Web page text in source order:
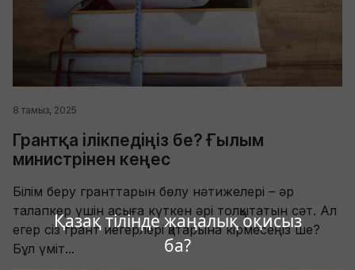
Қазақ тілінде жаңалық оқисыз
ба?
8 тамыз, 2025
Грантқа ілікпедіңіз бе? Ғылым
министрінен кеңес
Білім беру гранттарын бөлу нәтижелері – әр
талапкер үшін асыға күткен әрі толқытатын сәт. Ал
егер сіз грант иегерлері қатарына кірмесеңіз ше?
Бұл үміт...